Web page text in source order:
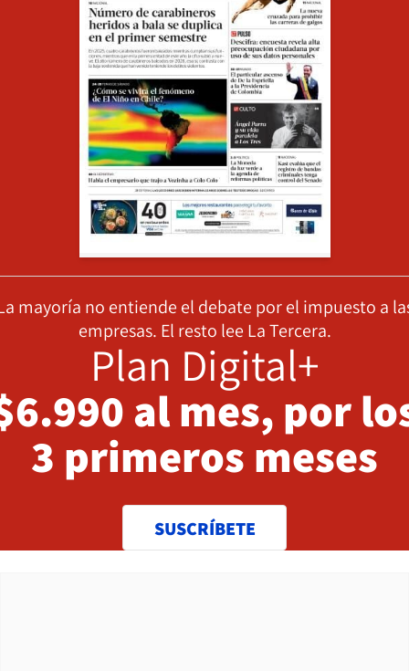
mayoría no entiende el debate por el impuesto a
empresas. El resto lee La Tercera.
Plan Digital+
al mes, por
3 primeros meses
SUSCRÍBETE